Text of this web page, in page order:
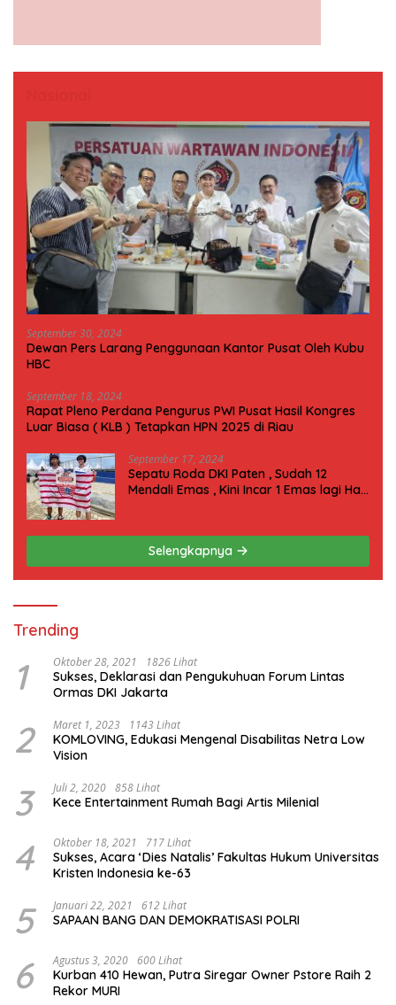
September 30, 2024
Dewan Pers Larang Penggunaan Kantor Pusat Oleh Kubu
HBC
September 18, 2024
Rapat Pleno Perdana Pengurus PWI Pusat Hasil Kongres
Luar Biasa ( KLB ) Tetapkan HPN 2025 di Riau
September 17, 2024
Sepatu Roda DKI Paten , Sudah 12
Mendali Emas , Kini Incar 1 Emas lagi Hari
Selengkapnya
Trending
1 Oktober 28, 2021 1826 Lihat
Sukses, Deklarasi dan Pengukuhuan Forum Lintas
Ormas DKI Jakarta
2 Maret 1, 2023 1143 Lihat
KOMLOVING, Edukasi Mengenal Disabilitas Netra Low
Vision
3 Juli 2, 2020 858 Lihat
Kece Entertainment Rumah Bagi Artis Milenial
4 Oktober 18, 2021 717 Lihat
Sukses, Acara ‘Dies Natalis’ Fakultas Hukum Universitas
Kristen Indonesia ke-63
5 Januari 22, 2021 612 Lihat
SAPAAN BANG DAN DEMOKRATISASI POLRI
6 Agustus 3, 2020 600 Lihat
Kurban 410 Hewan, Putra Siregar Owner Pstore Raih 2
Rekor MURI